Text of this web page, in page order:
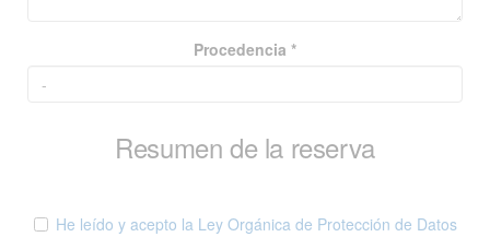
Procedencia *
Resumen de la reserva
He leído y acepto la Ley Orgánica de Protección de Datos